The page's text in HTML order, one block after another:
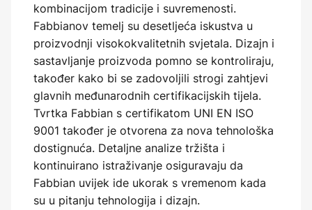
kombinacijom tradicije i suvremenosti.
Fabbianov temelj su desetljeća iskustva u
proizvodnji visokokvalitetnih svjetala. Dizajn i
sastavljanje proizvoda pomno se kontroliraju,
također kako bi se zadovoljili strogi zahtjevi
glavnih međunarodnih certifikacijskih tijela.
Tvrtka Fabbian s certifikatom UNI EN ISO
9001 također je otvorena za nova tehnološka
dostignuća. Detaljne analize tržišta i
kontinuirano istraživanje osiguravaju da
Fabbian uvijek ide ukorak s vremenom kada
su u pitanju tehnologija i dizajn.